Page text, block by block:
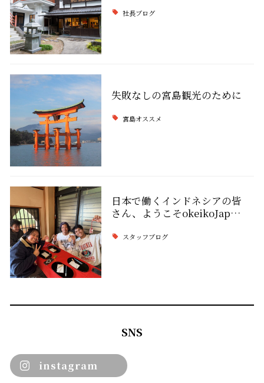
社長ブログ
失敗なしの宮島観光のために
宮島オススメ
日本で働くインドネシアの皆
さん、ようこそokeikoJap…
スタッフブログ
SNS
instagram